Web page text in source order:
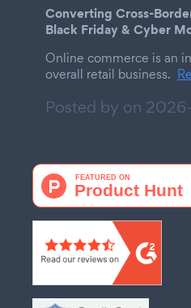
Converting Cross-
Black Friday & Cyber
Online commerce is an
overall retail business.
Posted by on